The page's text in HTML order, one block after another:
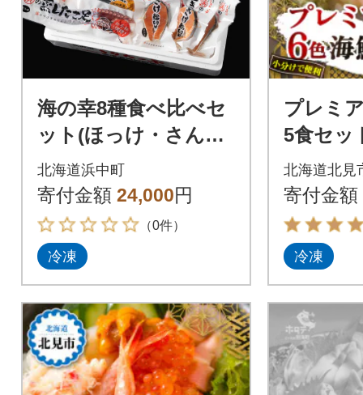
海の幸8種食べ比べセ
ット(ほっけ・さん
ま・時鮭・つぶ貝・た
こ・ほっき貝)_H0001
-115
北海道浜中町
寄付金額 24,000円
（0件）
冷凍
プレミ
5食セッ
ニ、ウ
ホタテ
キ】北
北海道北見
寄付金額
冷凍